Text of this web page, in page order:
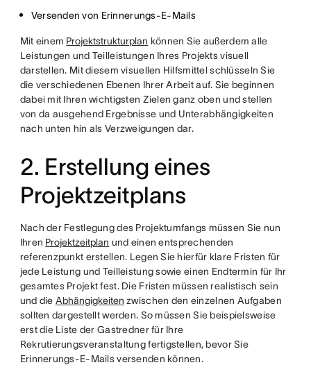
Versenden von Erinnerungs-E-Mails
Mit einem Projektstrukturplan können Sie außerdem alle
Leistungen und Teilleistungen Ihres Projekts visuell
darstellen. Mit diesem visuellen Hilfsmittel schlüsseln Sie
die verschiedenen Ebenen Ihrer Arbeit auf. Sie beginnen
dabei mit Ihren wichtigsten Zielen ganz oben und stellen
von da ausgehend Ergebnisse und Unterabhängigkeiten
nach unten hin als Verzweigungen dar.
2. Erstellung eines
Projektzeitplans
Nach der Festlegung des Projektumfangs müssen Sie nun
Ihren Projektzeitplan und einen entsprechenden
referenzpunkt erstellen. Legen Sie hierfür klare Fristen für
jede Leistung und Teilleistung sowie einen Endtermin für Ihr
gesamtes Projekt fest. Die Fristen müssen realistisch sein
und die Abhängigkeiten zwischen den einzelnen Aufgaben
sollten dargestellt werden. So müssen Sie beispielsweise
erst die Liste der Gastredner für Ihre
Rekrutierungsveranstaltung fertigstellen, bevor Sie
Erinnerungs-E-Mails versenden können.